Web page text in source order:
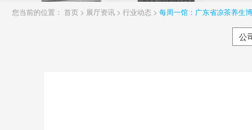
您当前的位置： 首页 > 展厅资讯 > 行业动态 > 每周一馆：广东省凉茶养生
公